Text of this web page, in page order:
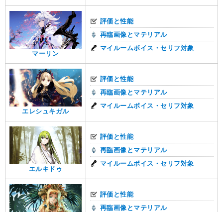
マーリン
評価と性能
再臨画像とマテリアル
マイルームボイス・セリフ対象
エレシュキガル
評価と性能
再臨画像とマテリアル
マイルームボイス・セリフ対象
エルキドゥ
評価と性能
再臨画像とマテリアル
マイルームボイス・セリフ対象
評価と性能
再臨画像とマテリアル